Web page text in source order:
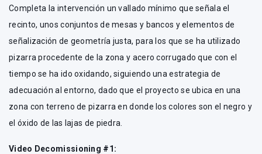
Completa la intervención un vallado mínimo que señala el
recinto, unos conjuntos de mesas y bancos y elementos de
señalización de geometría justa, para los que se ha utilizado
pizarra procedente de la zona y acero corrugado que con el
tiempo se ha ido oxidando, siguiendo una estrategia de
adecuación al entorno, dado que el proyecto se ubica en una
zona con terreno de pizarra en donde los colores son el negro y
el óxido de las lajas de piedra.
Video Decomissioning #1: